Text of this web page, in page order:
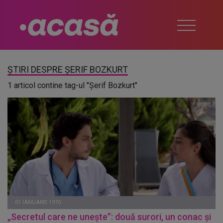
ȘTIRI DESPRE ȘERIF BOZKURT
1 articol contine tag-ul "Șerif Bozkurt"
01 IANUARIE 1970
„Secretul care ne unește”: două surori, un conac și